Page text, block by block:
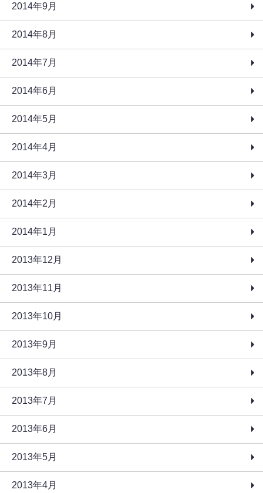
2014年9月
2014年8月
2014年7月
2014年6月
2014年5月
2014年4月
2014年3月
2014年2月
2014年1月
2013年12月
2013年11月
2013年10月
2013年9月
2013年8月
2013年7月
2013年6月
2013年5月
2013年4月